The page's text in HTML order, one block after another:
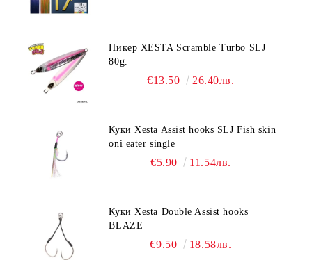
Пикер XESTA Scramble Turbo SLJ
80g.
€13.50 26.40лв.
Куки Xesta Assist hooks SLJ Fish skin
oni eater single
€5.90 11.54лв.
Куки Xesta Double Assist hooks
BLAZE
€9.50 18.58лв.